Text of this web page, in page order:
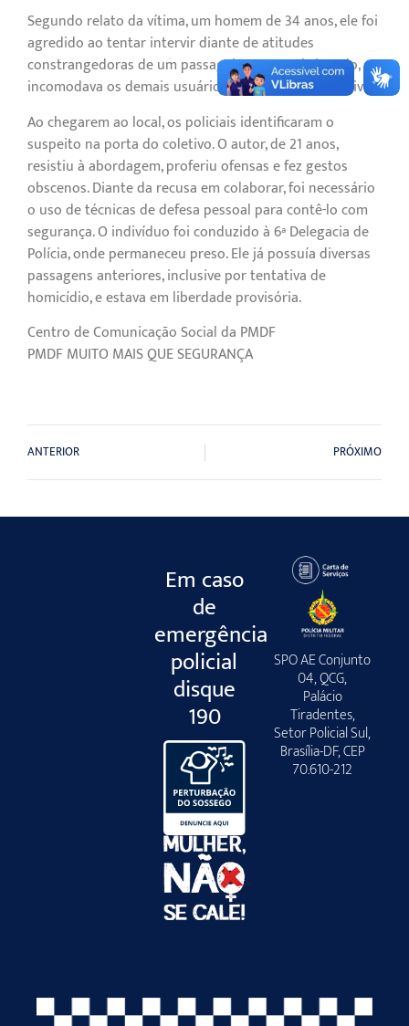
Segundo relato da vítima, um homem de 34 anos, ele foi
agredido ao tentar intervir diante de atitudes
constrangedoras de um passageiro que, embriagado,
incomodava os demais usuários do transporte coletivo.
Ao chegarem ao local, os policiais identificaram o
suspeito na porta do coletivo. O autor, de 21 anos,
resistiu à abordagem, proferiu ofensas e fez gestos
obscenos. Diante da recusa em colaborar, foi necessário
o uso de técnicas de defesa pessoal para contê-lo com
segurança. O indivíduo foi conduzido à 6ª Delegacia de
Polícia, onde permaneceu preso. Ele já possuía diversas
passagens anteriores, inclusive por tentativa de
homicídio, e estava em liberdade provisória.
Centro de Comunicação Social da PMDF
PMDF MUITO MAIS QUE SEGURANÇA
ANTERIOR PRÓXIMO
Em caso
de
emergência
policial
disque
190
SPO AE Conjunto
04, QCG,
Palácio
Tiradentes,
Setor Policial Sul,
Brasília-DF, CEP
70.610-212